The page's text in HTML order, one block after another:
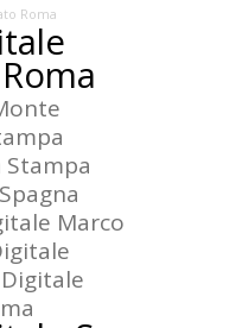
Roma
Stampa
Marco